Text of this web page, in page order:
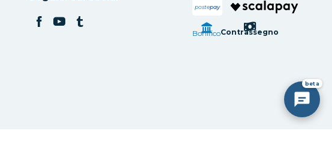
postepay
BonificoContrassegno
beta